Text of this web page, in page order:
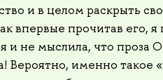
и в целом раскрыть
впервые прочитав его,
и не мыслила, что проза
Вероятно, именно такое